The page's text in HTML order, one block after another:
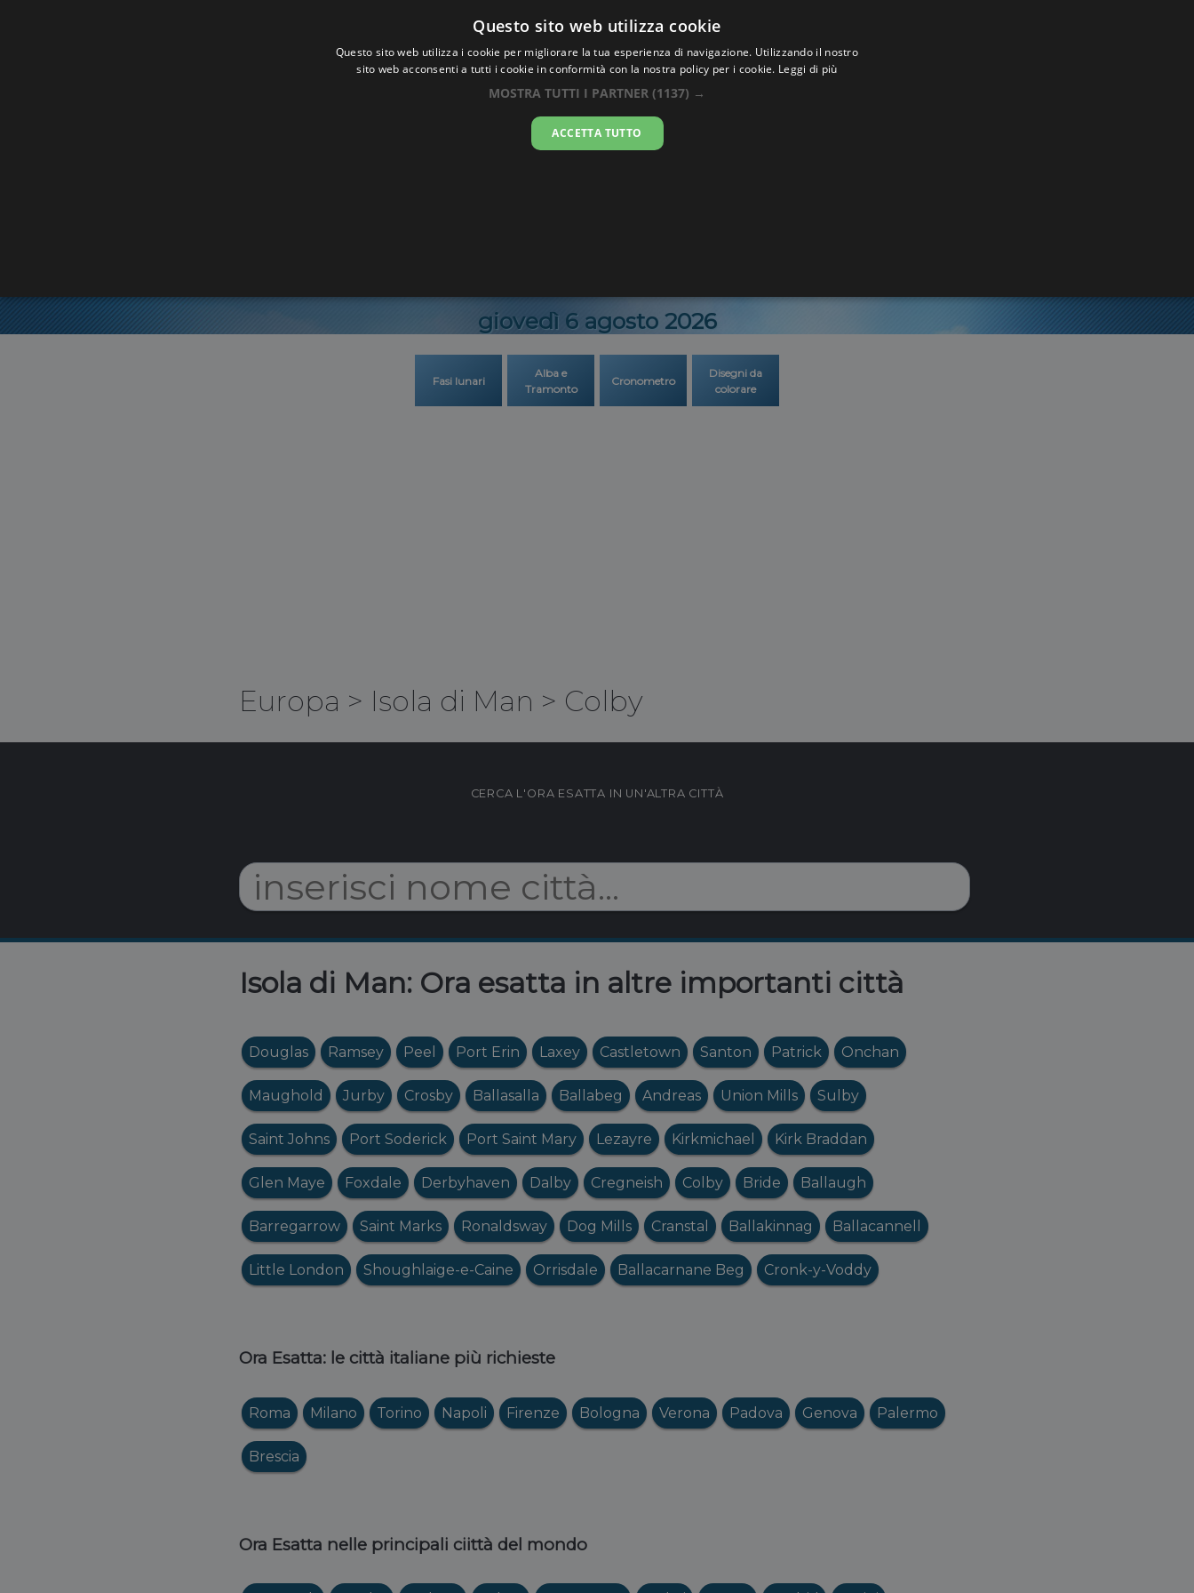
Oraesatta.co
Ora EsattaColby
giovedì 6 agosto 2026
Fasi lunari
Alba e
Tramonto
Cronometro
Disegni da
colorare
Europa > Isola di Man > Colby
CERCA L'ORA ESATTA IN UN'ALTRA CITTÀ
Isola di Man: Ora esatta in altre importanti città
Douglas Ramsey Peel Port Erin Laxey Castletown Santon Patrick Onchan
Maughold Jurby Crosby Ballasalla Ballabeg Andreas Union Mills Sulby
Saint Johns Port Soderick Port Saint Mary Lezayre Kirkmichael Kirk Braddan
Glen Maye Foxdale Derbyhaven Dalby Cregneish Colby Bride Ballaugh
Barregarrow Saint Marks Ronaldsway Dog Mills Cranstal Ballakinnag Ballacannell
Little London Shoughlaige-e-Caine Orrisdale Ballacarnane Beg Cronk-y-Voddy
Ora Esatta: le città italiane più richieste
Roma Milano Torino Napoli Firenze Bologna Verona Padova Genova Palermo
Brescia
Ora Esatta nelle principali ciittà del mondo
Questo sito web utilizza cookie
Questo sito web utilizza i cookie per migliorare la tua esperienza di navigazione. Utilizzando il nostro
sito web acconsenti a tutti i cookie in conformità con la nostra policy per i cookie. Leggi di più
MOSTRA TUTTI I PARTNER (1137) →
ACCETTA TUTTO